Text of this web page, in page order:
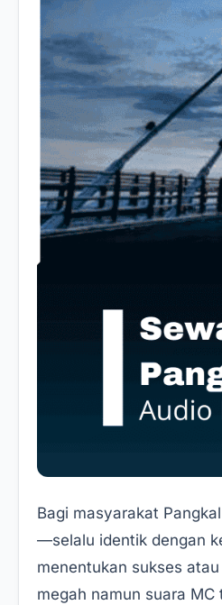
Bagi masyarakat
—selalu identik dengan
menentukan sukses
megah namun suara